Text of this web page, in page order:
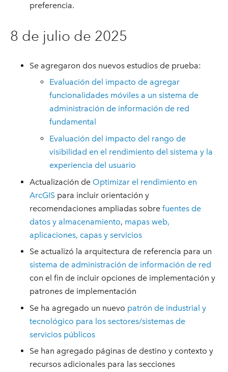
preferencia.
8 de julio de 2025
Se agregaron dos nuevos estudios de prueba:
Evaluación del impacto de agregar
funcionalidades móviles a un sistema de
administración de información de red
fundamental
Evaluación del impacto del rango de
visibilidad en el rendimiento del sistema y la
experiencia del usuario
Actualización de Optimizar el rendimiento en
ArcGIS para incluir orientación y
recomendaciones ampliadas sobrefuentes de
datos y almacenamiento, mapas web,
aplicaciones, capas y servicios
Se actualizó la arquitectura de referencia para un
sistema de administración de información de red
con el fin de incluir opciones de implementación y
patrones de implementación
Se ha agregado un nuevo patrón de industrial y
tecnológico para los sectores/sistemas de
servicios públicos
Se han agregado páginas de destino y contexto y
recursos adicionales para las secciones